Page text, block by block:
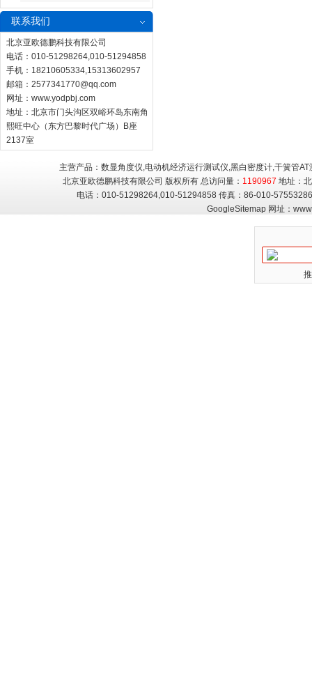
联系我们
北京亚欧德鹏科技有限公司
电话：010-51298264,010-51294858
手机：18210605334,15313602957
邮箱： 2577341770@qq.com
网址： www.yodpbj.com
地址：北京市门头沟区双峪环岛东南角
熙旺中心（东方巴黎时代广场）B座
2137室
主营产品：数显角度仪,电动机经济运行测试仪,黑白密度计,干簧管
北京亚欧德鹏科技有限公司 版权所有 总访问量： 1190967 地址：
电话：010-51298264,010-51294858 传真：86-010-
GoogleSitemap网址：